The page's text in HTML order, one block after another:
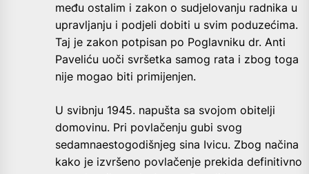
među ostalim i zakon o sudjelovanju radnika u
upravljanju i podjeli dobiti u svim poduzećima.
Taj je zakon potpisan po Poglavniku dr. Anti
Paveliću uoči svršetka samog rata i zbog toga
nije mogao biti primijenjen.
U svibnju 1945. napušta sa svojom obitelji
domovinu. Pri povlačenju gubi svog
sedamnaestogodišnjeg sina Ivicu. Zbog načina
kako je izvršeno povlačenje prekida definitivno